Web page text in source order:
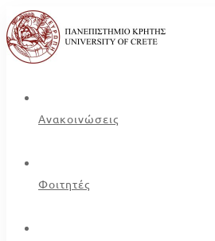
Ανακοινώσεις
Φοιτητές